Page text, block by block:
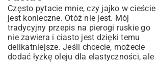
Często pytacie mnie, czy jajko w cieście
jest konieczne. Otóż nie jest. Mój
tradycyjny przepis na pierogi ruskie go
nie zawiera i ciasto jest dzięki temu
delikatniejsze. Jeśli chcecie, możecie
dodać łyżkę oleju dla elastyczności, ale